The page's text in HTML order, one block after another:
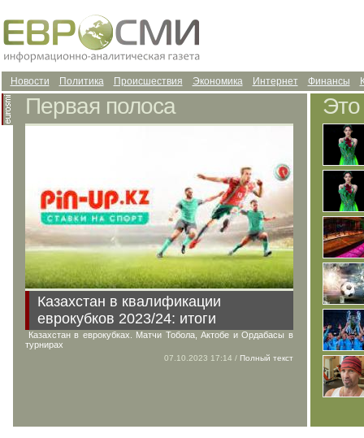
Финансы
Интернет
Экономика
Происшествия
Политика
Новости
Первая полоса
Казахстан в квалификации
еврокубков 2023/24: итоги
Казахстан в еврокубках. Матчи Тобола, Актобе и Ордабасы в
турнирах
07.10.2023 17:14 / Полный текст
Это